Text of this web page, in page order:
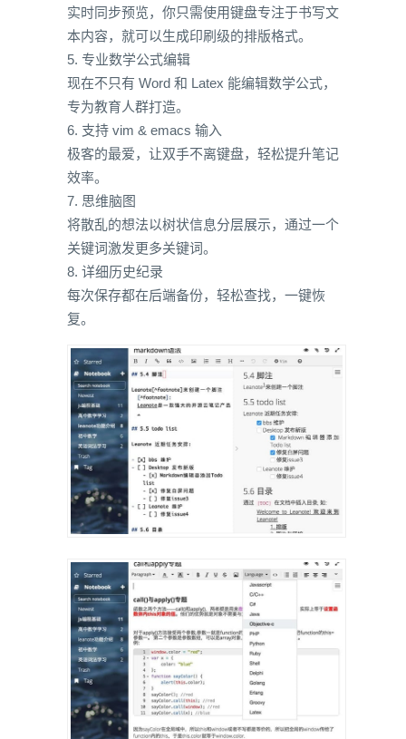
实时同步预览，你只需使用键盘专注于书写文
本内容，就可以生成印刷级的排版格式。
5. 专业数学公式编辑
现在不只有 Word 和 Latex 能编辑数学公式，
专为教育人群打造。
6. 支持 vim & emacs 输入
极客的最爱，让双手不离键盘，轻松提升笔记
效率。
7. 思维脑图
将散乱的想法以树状信息分层展示，通过一个
关键词激发更多关键词。
8. 详细历史纪录
每次保存都在后端备份，轻松查找，一键恢
复。